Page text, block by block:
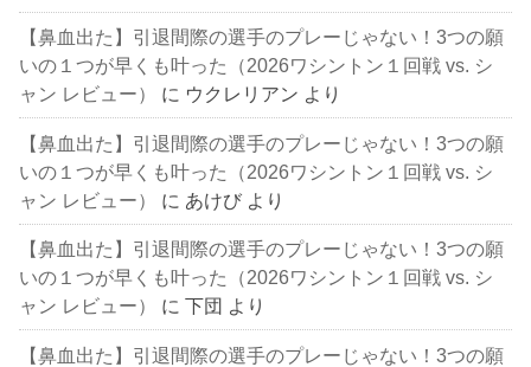
【鼻血出た】引退間際の選手のプレーじゃない！3つの願
いの１つが早くも叶った（2026ワシントン１回戦 vs. シ
ャン レビュー）
に ウクレリアン より
【鼻血出た】引退間際の選手のプレーじゃない！3つの願
いの１つが早くも叶った（2026ワシントン１回戦 vs. シ
ャン レビュー）
に あけび より
【鼻血出た】引退間際の選手のプレーじゃない！3つの願
いの１つが早くも叶った（2026ワシントン１回戦 vs. シ
ャン レビュー）
に下団 より
【鼻血出た】引退間際の選手のプレーじゃない！3つの願